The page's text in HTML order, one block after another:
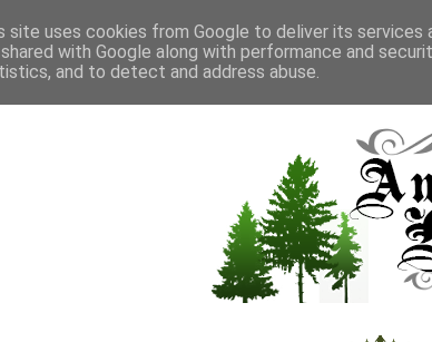
___
site uses cookies from Google to deliver its services
with Google along with performance and
and to detect and address abuse.